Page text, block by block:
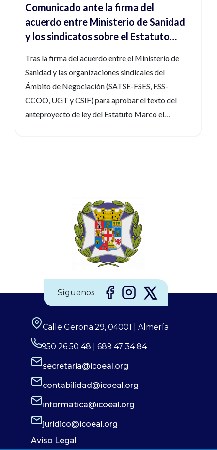
Comunicado ante la firma del
acuerdo entre Ministerio de Sanidad
y los sindicatos sobre el Estatuto
Tras la firma del acuerdo entre el Ministerio de
Sanidad y las organizaciones sindicales del
Ámbito de Negociación (SATSE-FSES, FSS-
CCOO, UGT y CSIF) para aprobar el texto del
anteproyecto de ley del Estatuto Marco el
Síguenos
Calle Gerona 29, 04001 | Almería
950 26 50 48 | 689 47 34 84
secretaria@icoeal.org
contabilidad@icoeal.org
informatica@icoeal.org
juridico@icoeal.org
Aviso Legal